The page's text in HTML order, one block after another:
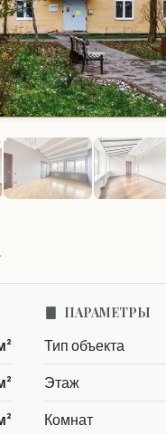
ПАРАМЕТРЫ
Тип объекта
Этаж
Комнат